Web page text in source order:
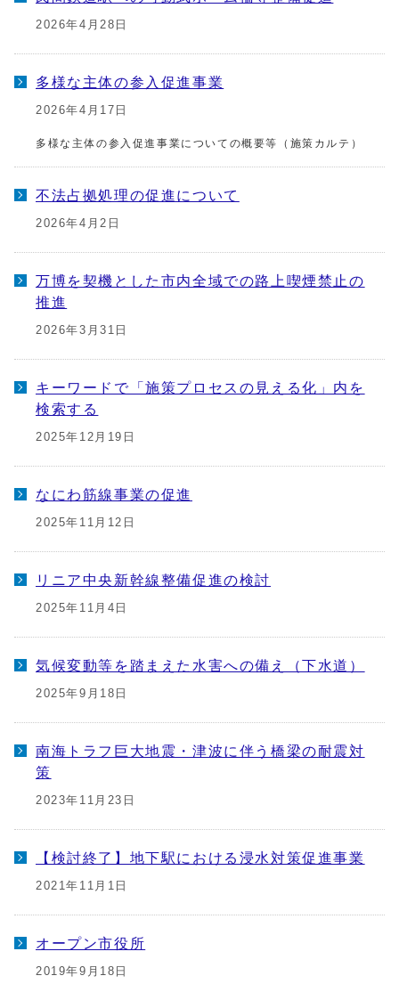
2026年4月28日
多様な主体の参入促進事業
2026年4月17日
多様な主体の参入促進事業についての概要等（施策カルテ）
不法占拠処理の促進について
2026年4月2日
万博を契機とした市内全域での路上喫煙禁止の
推進
2026年3月31日
キーワードで「施策プロセスの見える化」内を
検索する
2025年12月19日
なにわ筋線事業の促進
2025年11月12日
リニア中央新幹線整備促進の検討
2025年11月4日
気候変動等を踏まえた水害への備え（下水道）
2025年9月18日
南海トラフ巨大地震・津波に伴う橋梁の耐震対
策
2023年11月23日
【検討終了】地下駅における浸水対策促進事業
2021年11月1日
オープン市役所
2019年9月18日